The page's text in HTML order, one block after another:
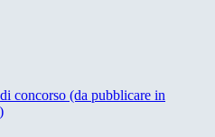
concorso (da pubblicare in